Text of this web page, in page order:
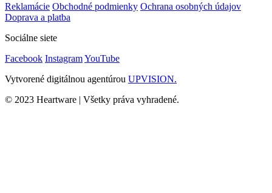
Reklamácie Obchodné podmienky Ochrana osobných údajov
Doprava a platba
Sociálne siete
Facebook InstagramYouTube
Vytvorené digitálnou agentúrou UPVISION.
© 2023 Heartware | Všetky práva vyhradené.